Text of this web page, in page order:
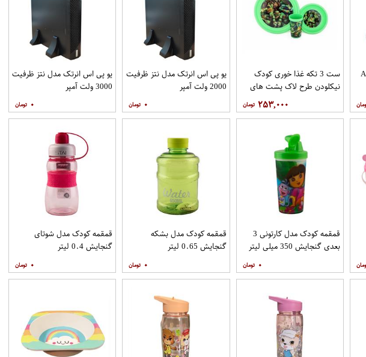
ست 3 تکه غذا خوری کودک
نیکلودن طرح لاک پشت های
۲۵۳,۰۰۰
یو پی اس انرتک مدل نتز ظرفیت
2000 ولت آمپر
۰
یو پی اس انرتک مدل نتز ظرفیت
3000 ولت آمپر
۰
قمقمه کودک مدل کارتونی 3
بعدی گنجایش 350 میلی لیتر
۰
قمقمه کودک مدل بشکه
گنجایش 0.65 لیتر
۰
قمقمه کودک مدل شوتای
گنجایش 0.4 لیتر
۰